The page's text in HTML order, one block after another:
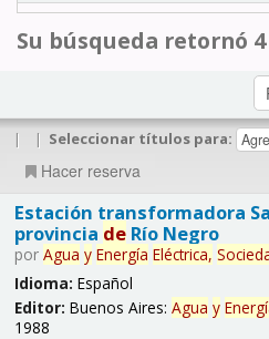
Su búsqueda retornó
| | Seleccionar títulos para:
Hacer reserva
Estación transformadora
provincia deRío Negro
por Agua y Energía Eléctrica,
Idioma: Español
Editor: Buenos Aires: Agua y
1988